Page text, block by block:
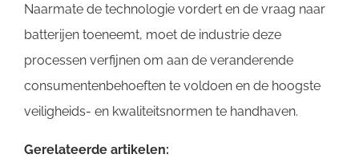
Naarmate de technologie vordert en de vraag naar
batterijen toeneemt, moet de industrie deze
processen verfijnen om aan de veranderende
consumentenbehoeften te voldoen en de hoogste
veiligheids- en kwaliteitsnormen te handhaven.
Gerelateerde artikelen: